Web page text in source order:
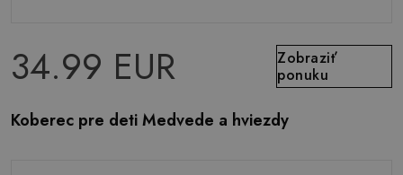
34.99 EUR
Zobraziť
ponuku
Koberec pre deti Medvede a hviezdy